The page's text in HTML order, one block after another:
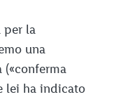
per la
una
(«conferma
lei ha indicato